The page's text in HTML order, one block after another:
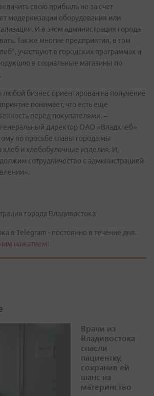
свою прибыль не за счет
модернизации оборудования или
И в этом администрация города
Также многие предприятия, в том
участвуют в городских программах и
в социальные магазины по
любой бизнес ориентирован на получение
понимает, что есть еще
перед покупателями, –
директор ОАО «Владхлеб»
по просьбе главы города мы
и хлебобулочные изделия. И,
сотрудничество с администрацией
города Владивостока
в Telegram - постоянно в течение дня.
нажатием!
Врачи из
Владивостока
спасли
пациентку,
сохранив ей
шанс на
материнство